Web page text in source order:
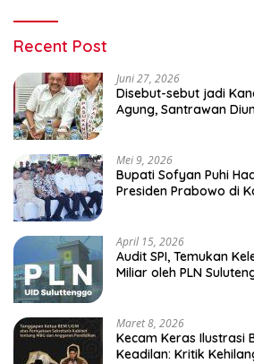
Recent Post
Juni 27, 2026
Disebut-sebut jadi
Agung, Santrawan
Mei 9, 2026
Bupati Sofyan Puhi
Presiden Prabowo di
April 15, 2026
Audit SPI, Temukan
Miliar oleh PLN
Maret 8, 2026
Kecam Keras Ilustrasi
Keadilan: Kritik